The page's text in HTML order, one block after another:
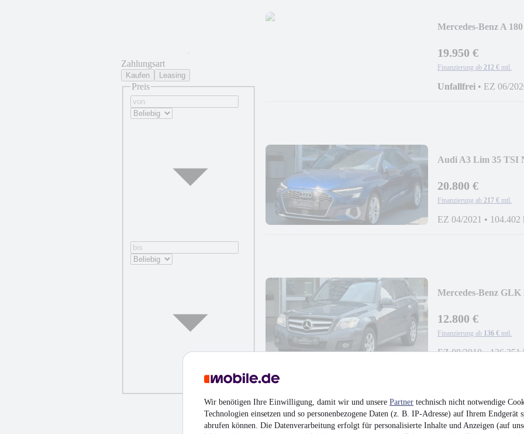
Wir benötigen Ihre Einwilligung, damit wir und unsere Partner technisch nicht notwendige
Technologien einsetzen und so personenbezogene Daten (z. B. IP-Adresse) auf Ihrem Endgerät
abrufen können. Die Datenverarbeitung erfolgt für personalisierte Inhalte und Anzeigen (auf
Zahlungsart
Kaufen Leasing
Preis
Mercedes-Benz A
19.950 €
Finanzierung ab 212 € mtl.
Unfallfrei • EZ 06/
Audi A3 Lim 35
20.800 €
Finanzierung ab 217 € mtl.
EZ 04/2021 • 104.402
Mercedes-Benz
12.800 €
Finanzierung ab 136 € mtl.
EZ 08/2010•126.351
Volkswagen Tiguan